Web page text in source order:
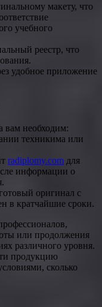
макету, что
учебного
реестр, что
удобное приложение
вам необходим:
техникима или
radiplomy.com для
информации о
оригинал с
в кратчайшие сроки.
или продолжения
различного уровня.
продукцию
сколько